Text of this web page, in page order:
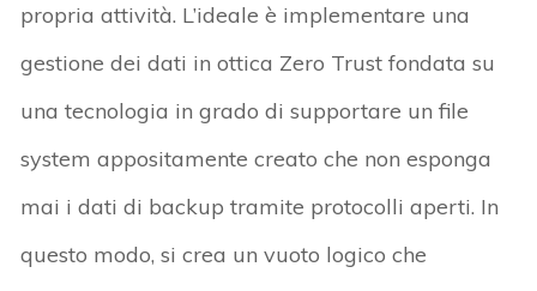
propria attività. L’ideale è implementare una
gestione dei dati in ottica Zero Trust fondata su
una tecnologia in grado di supportare un file
system appositamente creato che non esponga
mai i dati di backup tramite protocolli aperti. In
questo modo, si crea un vuoto logico che